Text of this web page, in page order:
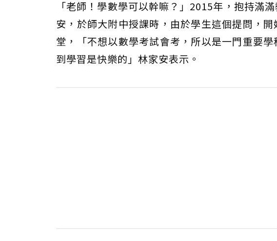
「老師！學數學可以幹嘛？」2015年，抱持滿
安，於師大附中授課時，由於學生這個提問，
堂，「不想以數學考試會考，所以是一門重要
到學習是快樂的」林家安表示。